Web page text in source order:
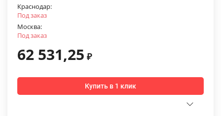
Краснодар:
Под заказ
Москва:
Под заказ
62 531,25 ₽
Купить в 1 клик